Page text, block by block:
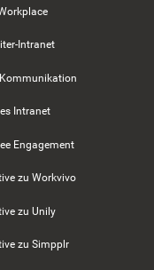
Intranet
Intranet
Engagement
zu Workvivo
zu Unily
zu Simpplr